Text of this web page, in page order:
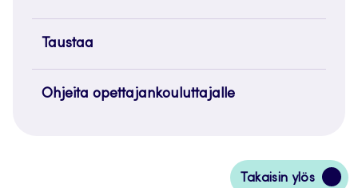
Taustaa
Ohjeita opettajankouluttajalle
Takaisin ylös
Siirry